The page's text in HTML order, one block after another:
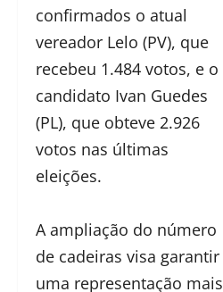
confirmados o atual
vereador Lelo (PV), que
recebeu 1.484 votos, e o
candidato Ivan Guedes
(PL), que obteve 2.926
votos nas últimas
eleições.
A ampliação do número
de cadeiras visa garantir
uma representação mais